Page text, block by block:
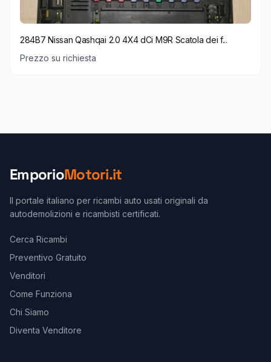
284B7 Nissan Qashqai 2.0 4X4 dCi M9R Scatola dei f...
Prezzo su richiesta
EmporioMotori.it
Il portale italiano per ricambi auto usati originali da
autodemolizioni e ricambisti certificati.
Cerca Ricambi
Preventivo Gratuito
Venditori
Come Funziona
Chi Siamo
Diventa Venditore